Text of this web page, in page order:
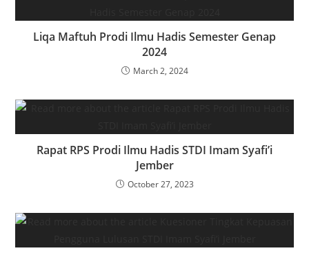
Liqa Maftuh Prodi Ilmu Hadis Semester Genap
2024
March 2, 2024
Rapat RPS Prodi Ilmu Hadis STDI Imam Syafi’i
Jember
October 27, 2023